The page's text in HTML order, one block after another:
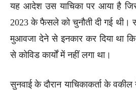
यह आदेश उस याचिका पर आया है
2023 के फैसले को चुनौती दी गई थी।
मुआवजा देने से इनकार कर दिया था
से कोविड कार्यों में नहीं लगा था।
सुनवाई के दौरान याचिकाकर्ता के